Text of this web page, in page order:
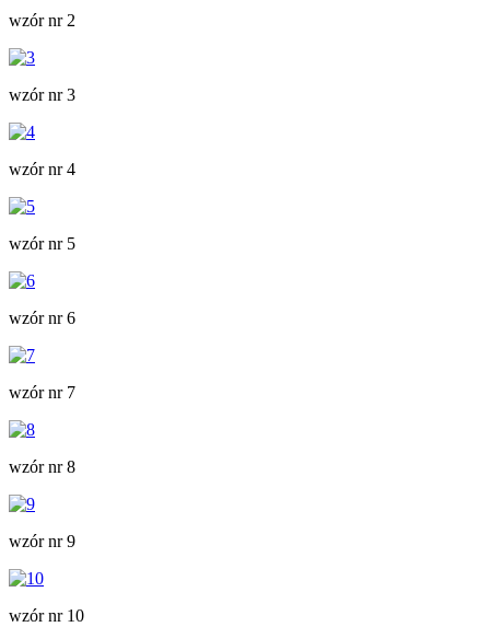
wzór nr 2
wzór nr 3
wzór nr 4
wzór nr 5
wzór nr 6
wzór nr 7
wzór nr 8
wzór nr 9
wzór nr 10